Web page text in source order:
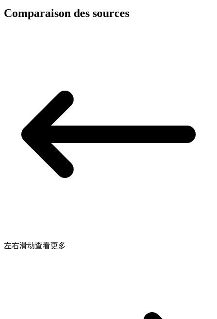
Comparaison des sources
左右滑动查看更多